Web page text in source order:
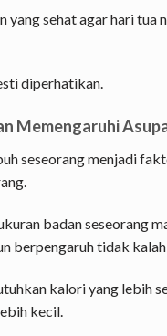
yang sehat agar hari tua
diperhatikan.
Memengaruhi
seseorang menjadi
badan seseorang
berpengaruh tidak
kalori yang lebih
kecil.